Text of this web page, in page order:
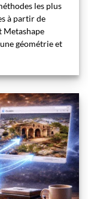
les plus
à partir de
Metashape
géométrie et